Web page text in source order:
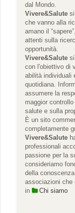
dal Mondo.
Vivere&Salute
che vanno alla
amano il
attenti sulla
opportunità.
Vivere&Salute
con l'obiettivo di
abilità individuali
quotidiana.
assumere la
maggior
salute e sulla
È un sito
completamente
Vivere&Salute
professionali
passione per la
consideriamo
della
associazioni che
in
Chi siamo